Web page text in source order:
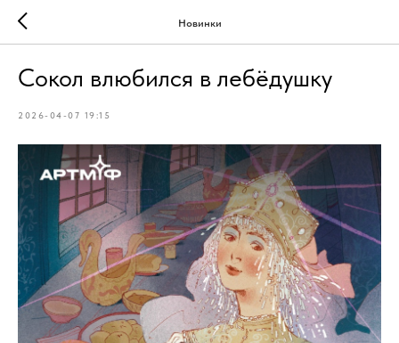
Новинки
Сокол влюбился в лебёдушку
2026-04-07 19:15